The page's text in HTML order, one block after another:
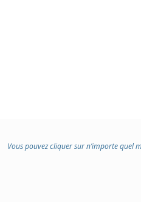
Vous pouvez cliquer sur n’importe quel